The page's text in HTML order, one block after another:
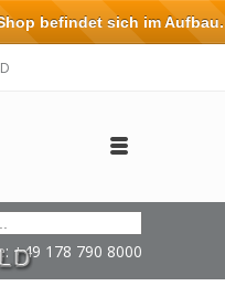
+49 178 790 8000
befindet sich im Aufbau.
eingehalten oder erfüllt